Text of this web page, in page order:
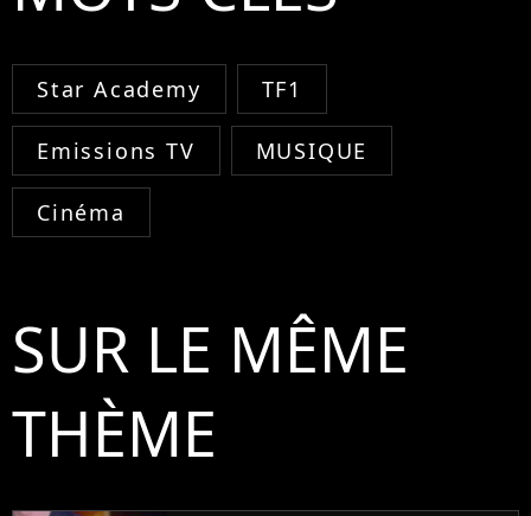
Star Academy TF1
Emissions TV MUSIQUE
Cinéma
SUR LE MÊME
THÈME